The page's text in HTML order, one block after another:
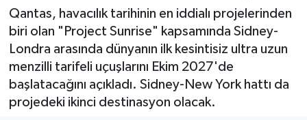
Qantas, havacılık tarihinin en iddialı projelerinden
biri olan "Project Sunrise" kapsamında Sidney-
Londra arasında dünyanın ilk kesintisiz ultra uzun
menzilli tarifeli uçuşlarını Ekim 2027'de
başlatacağını açıkladı. Sidney-New York hattı da
projedeki ikinci destinasyon olacak.